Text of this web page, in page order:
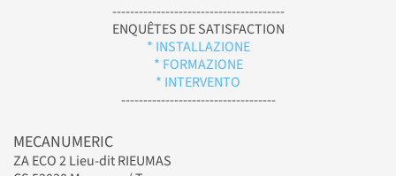
---------------------------------------
ENQUÊTES DE SATISFACTION
* INSTALLAZIONE
* FORMAZIONE
* INTERVENTO
-----------------------------------
MECANUMERIC
ZA ECO 2 Lieu-dit RIEUMAS